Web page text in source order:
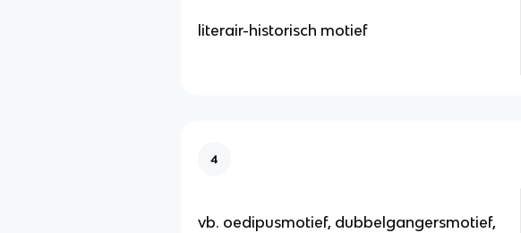
literair-historisch motief
4
vb. oedipusmotief, dubbelgangersmotief,